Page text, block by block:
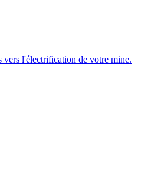
vers l'électrification de votre mine.